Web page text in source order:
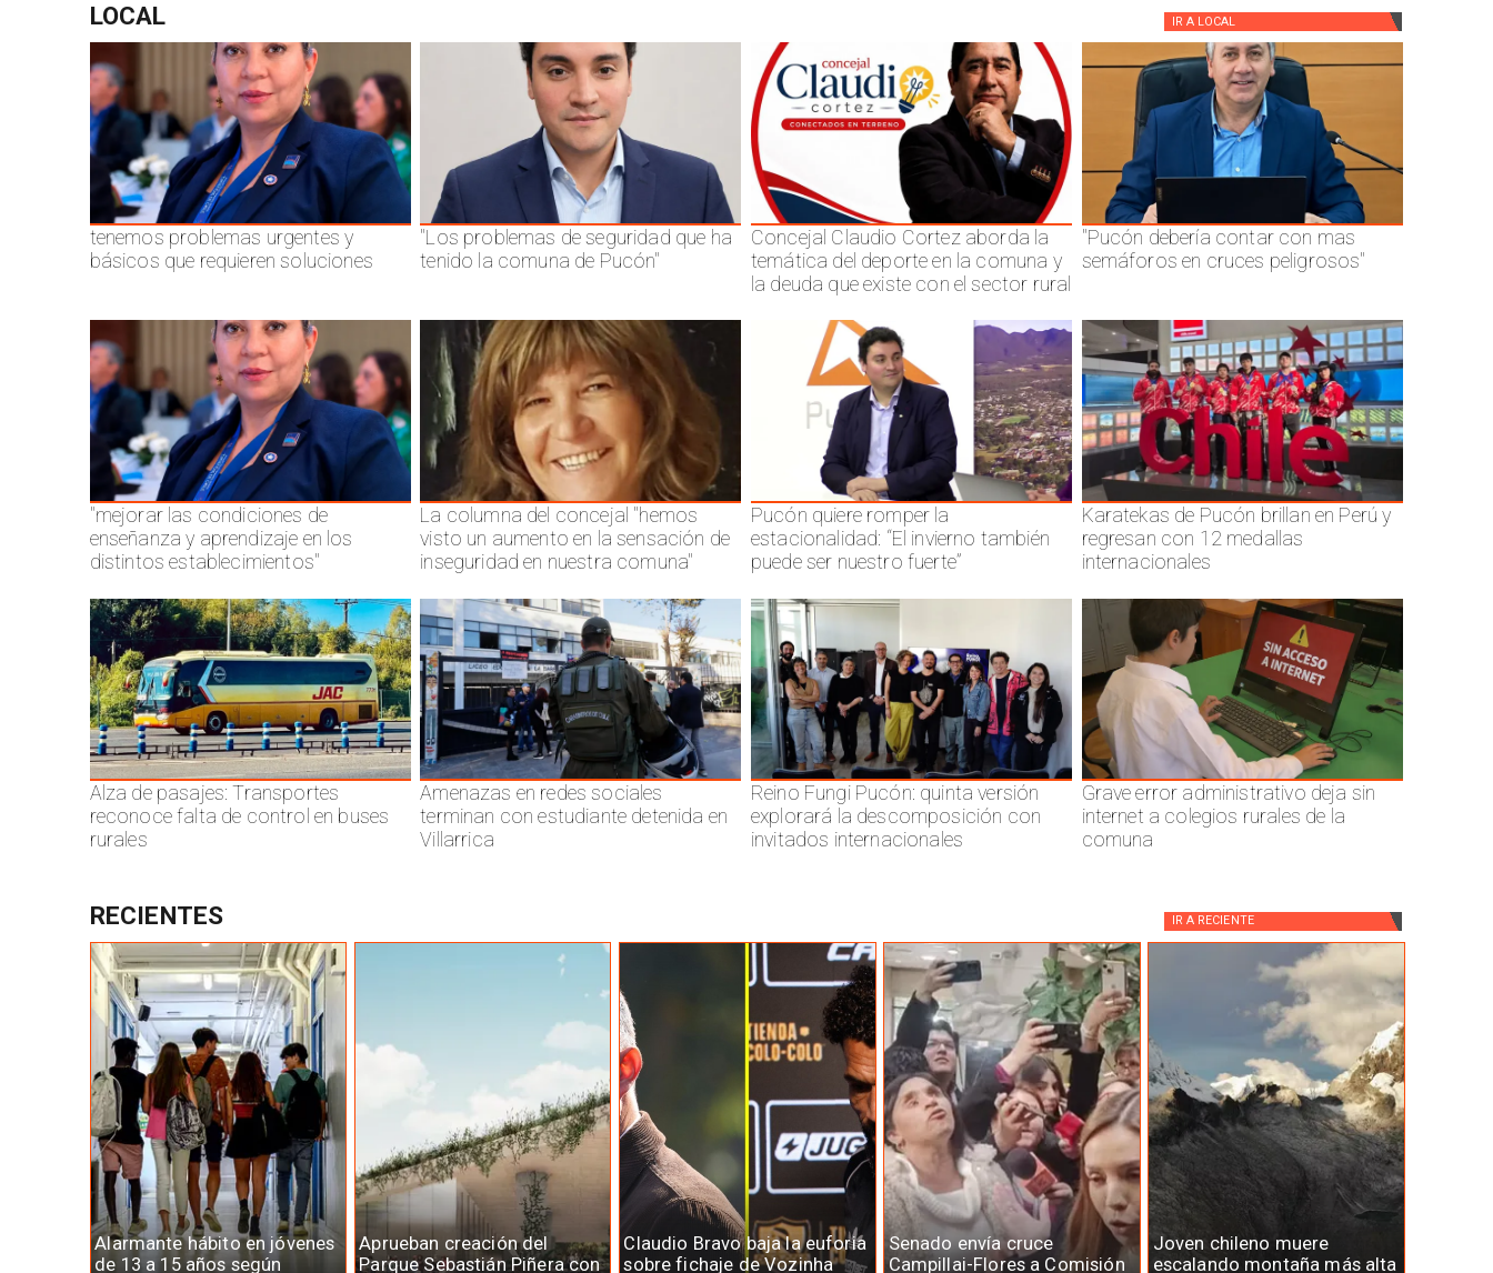
LOCAL IR A LOCAL
tenemos problemas urgentes y
básicos que requieren soluciones
"Los problemas de seguridad que ha
tenido la comuna de Pucón"
Concejal Claudio Cortez aborda la
temática del deporte en la comuna y
la deuda que existe con el sector rural
"Pucón debería contar con mas
semáforos en cruces peligrosos"
"mejorar las condiciones de
enseñanza y aprendizaje en los
distintos establecimientos"
La columna del concejal "hemos
visto un aumento en la sensación de
inseguridad en nuestra comuna"
Pucón quiere romper la
estacionalidad: “El invierno también
puede ser nuestro fuerte”
Karatekas de Pucón brillan en Perú y
regresan con 12 medallas
internacionales
Alza de pasajes: Transportes
reconoce falta de control en buses
rurales
Amenazas en redes sociales
terminan con estudiante detenida en
Villarrica
Reino Fungi Pucón: quinta versión
explorará la descomposición con
invitados internacionales
Grave error administrativo deja sin
internet a colegios rurales de la
comuna
Alarmante hábito en jóvenes
de 13 a 15 años según
Aprueban creación del
Parque Sebastián Piñera con
Claudio Bravo baja la euforia
sobre fichaje de Vozinha
Senado envía cruce
Campillai-Flores a Comisión
Joven chileno muere
escalando montaña más alta
RECIENTES IR A RECIENTE